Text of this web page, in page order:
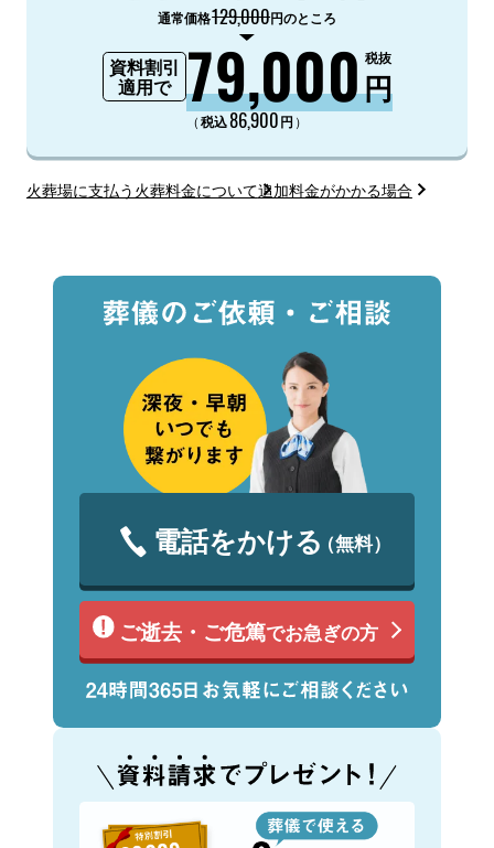
通常価格129,000円のところ
資料割引
適用で
79,000円
税抜
（税込86,900円 ）
火葬場に支払う火葬料金について追加料金がかかる場合
電話をかける（無料）
ご逝去・ご危篤でお急ぎの方